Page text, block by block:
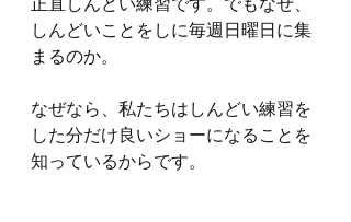
正直しんどい練習です。でもなぜ、
しんどいことをしに毎週日曜日に集
まるのか。
なぜなら、私たちはしんどい練習を
した分だけ良いショーになることを
知っているからです。